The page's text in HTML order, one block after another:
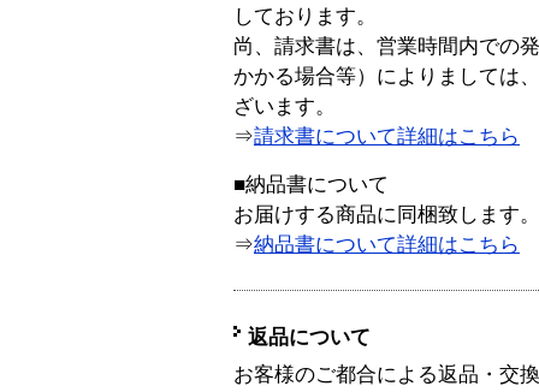
しております。
尚、請求書は、営業時間内での
かかる場合等）によりましては
ざいます。
⇒請求書について詳細はこちら
■納品書について
お届けする商品に同梱致します。
⇒納品書について詳細はこちら
返品について
お客様のご都合による返品・交